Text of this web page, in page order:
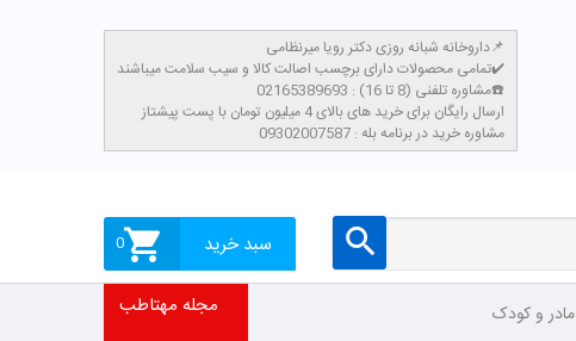
داروخانه شبانه روزی دکتر رویا میرنظامی📌
تمامی محصولات دارای برچسب اصالت کالا و سیب سلامت میباشند✔️
مشاوره تلفنی (8 تا 16) : 02165389693☎️
​ارسال رایگان برای خرید های بالای 4 میلیون تومان با پست پیشتاز
مشاوره خرید در برنامه بله : 09302007587
سبد خرید 0
مادر و کودک مجله مهتاطب